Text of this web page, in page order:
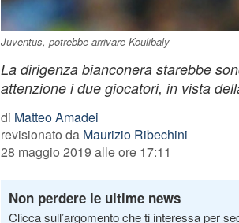
Juventus, potrebbe arrivare Koulibaly
La dirigenza bianconera starebbe
attenzione i due giocatori, in vista
di Matteo Amadei
revisionato da Maurizio Ribechini
28 maggio 2019 alle ore 17:11
Non perdere le ultime news
Clicca sull’argomento che ti interessa per